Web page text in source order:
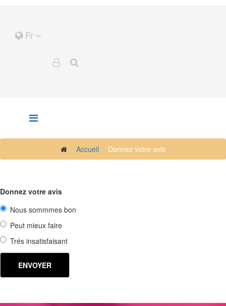
Fr
Accueil Donnez votre avis
Donnez votre avis
Nous sommmes bon
Peut mieux faire
Trés insatisfaisant